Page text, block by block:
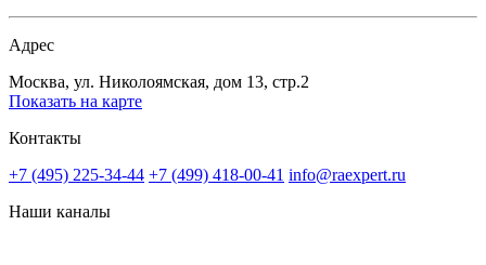
Адрес
Москва, ул. Николоямская, дом 13, стр.2
Показать на карте
Контакты
+7 (495) 225-34-44 +7 (499) 418-00-41 info@raexpert.ru
Наши каналы